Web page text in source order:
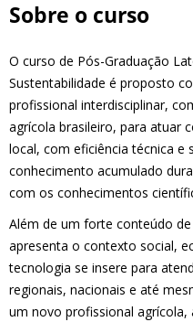
Sobre o curso
O curso de Pós-Graduação
Sustentabilidade é proposto
profissional interdisciplinar,
agrícola brasileiro, para atuar
local, com eficiência técnica e
conhecimento acumulado
com os conhecimentos
Além de um forte conteúdo
apresenta o contexto social,
tecnologia se insere para
regionais, nacionais e até
um novo profissional